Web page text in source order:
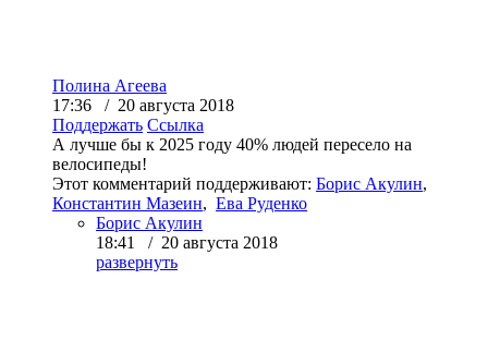
Полина Агеева
17:36 / 20 августа 2018
Поддержать Ссылка
А лучше бы к 2025 году 40% людей пересело на
велосипеды!
Этот комментарий поддерживают: Борис Акулин,
Константин Мазеин, Ева Руденко
Борис Акулин
18:41 / 20 августа 2018
развернуть